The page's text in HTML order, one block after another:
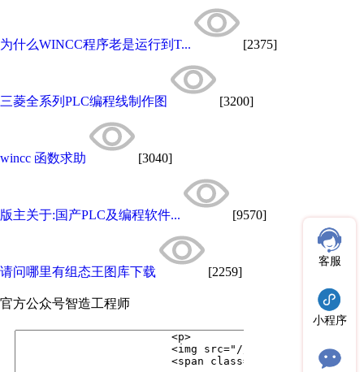
为什么WINCC程序老是运行到T... [2375]
三菱全系列PLC编程线制作图 [3200]
wincc 函数求助 [3040]
版主关于:国产PLC及编程软件... [9570]
请问哪里有组态王图库下载 [2259]
官方公众号智造工程师
客服
小程序